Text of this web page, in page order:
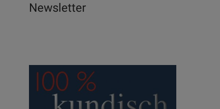
Newsletter